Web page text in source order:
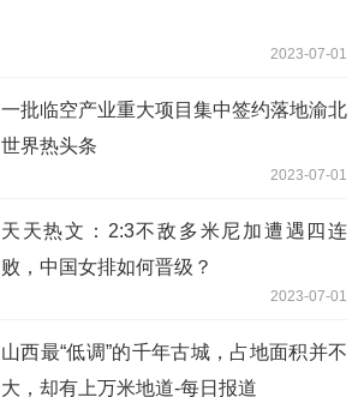
2023-07-01
一批临空产业重大项目集中签约落地渝北
世界热头条
2023-07-01
天天热文：2:3不敌多米尼加遭遇四连
败，中国女排如何晋级？
2023-07-01
山西最“低调”的千年古城，占地面积并不
大，却有上万米地道-每日报道